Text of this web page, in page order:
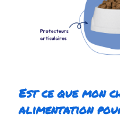
Est ce que mon
alimentation